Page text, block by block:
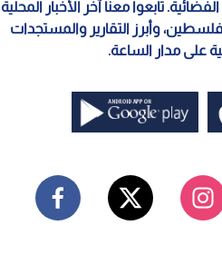
تابعوا معنا آخر الأخبار المحلية
فلسطين، وأبرز التقارير والمستجدات
على مدار الساعة.